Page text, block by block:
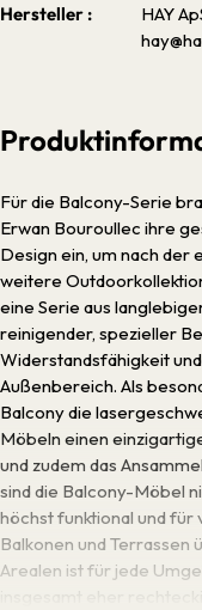
Hersteller :
HAY
Für die Balcony-Serie
Erwan Bouroullec ihre
Design ein, um nach
weitere
eine Serie aus
reinigender, spezieller
Widerstandsfähigkeit
Außenbereich. Als
Balcony die
Möbeln einen
und zudem das
sind die Balcony-Möbel
höchst funktional und
Balkonen und Terrassen
Arealen ist für jede